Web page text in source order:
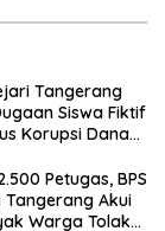
Tangerang
Siswa Fiktif
Korupsi Dana
Petugas, BPS
Akui
Warga Tolak